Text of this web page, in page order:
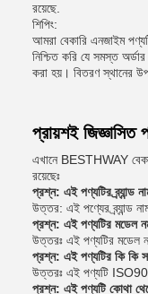
রয়েছে.
শিপিং:
আমরা বেকারি এনজাইম
নিশ্চিত করি যে সমস্ত
করা হয়। বিতরণ স্থানের
প্রায়শই জিজ্ঞাসিত
এখানে BESTHWAY
রয়েছেঃ
প্রশ্ন: এই পণ্যটির ব্র্যান্ড
উত্তর: এই পণ্যের ব্র্যান্ড
প্রশ্ন: এই পণ্যটির মডেল
উত্তরঃ এই পণ্যটির মডেল
প্রশ্ন: এই পণ্যটির কি কি
উত্তরঃ এই পণ্যটি
প্রশ্ন: এই পণ্যটি কোথা